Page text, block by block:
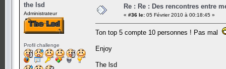
the lsd
Administrateur
Profil challenge
Re : Re : Des rencontres entre
« #36 le: 05 Février 2010 à 00:18:45 »
Ton top 5 compte 10 personnes ! Pas mal
Enjoy
The lsd